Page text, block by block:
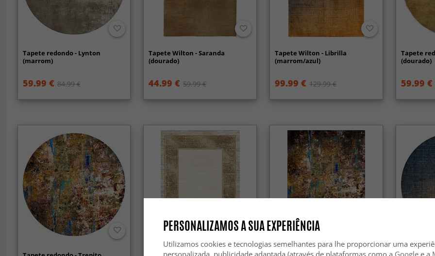
Tapete redondo - Lynton
(marrom)
59.99 € 84.99 €
Tapete Wilton - Saranda
(dourado)
44.99 € 59.99 €
Tapete Wilton - Librilla
(marrom/azul)
99.99 € 129.99 €
Tapete
(dourado)
59.99 €
-70%PERSONALIZAMOS A SUA EXPERIÊNCIA
Utilizamos cookies e tecnologias semelhantes para lhe proporcionar uma
personalizada, publicidade adaptada (através de plataformas como a Googlee a